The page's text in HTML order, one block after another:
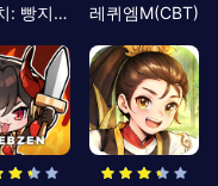
킹방치: 빵지의 제왕 레퀴엠M(CBT)